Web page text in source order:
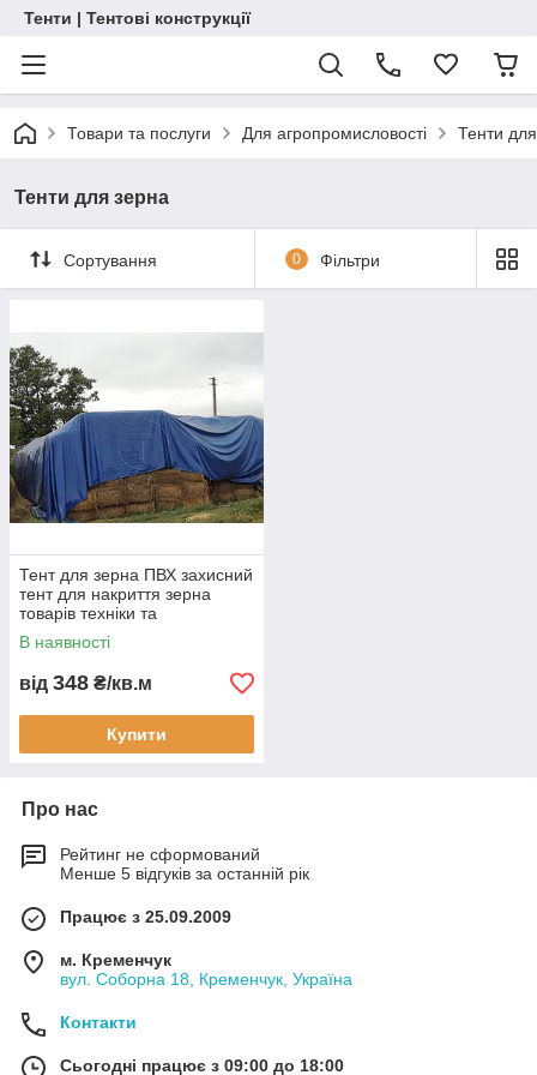
Тенти | Тентові конструкції
Товари та послуги Для агропромисловості Тенти
Тенти для зерна
Сортування 0 Фільтри
Тент для зерна ПВХ захисний
тент для накриття зерна
товарів техніки та
будівельних матеріалів
водонепроникна тентова
В наявності
від 348 ₴/кв.м
Купити
Про нас
Рейтинг не сформований
Менше 5 відгуків за останній рік
Працює з 25.09.2009
м. Кременчук
вул. Соборна 18, Кременчук, Україна
Контакти
Сьогодні працює з 09:00 до 18:00